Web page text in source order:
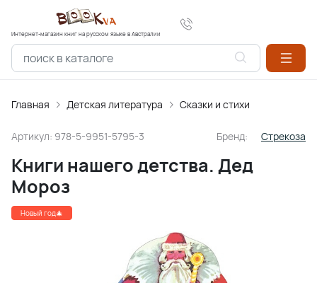
Интернет-магазин книг на русском языке в Австралии
Главная Детская литература Сказки и стихи
Артикул: 978-5-9951-5795-3 Бренд: Стрекоза
Книги нашего детства. Дед
Мороз
Новый год🎄